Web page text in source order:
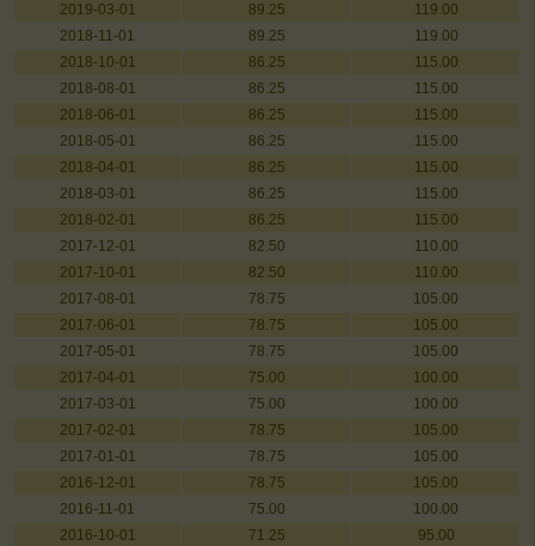
2019-03-01
89.25
119.00
2018-11-01
89.25
119.00
2018-10-01
86.25
115.00
2018-08-01
86.25
115.00
2018-06-01
86.25
115.00
2018-05-01
86.25
115.00
2018-04-01
86.25
115.00
2018-03-01
86.25
115.00
2018-02-01
86.25
115.00
2017-12-01
82.50
110.00
2017-10-01
82.50
110.00
2017-08-01
78.75
105.00
2017-06-01
78.75
105.00
2017-05-01
78.75
105.00
2017-04-01
75.00
100.00
2017-03-01
75.00
100.00
2017-02-01
78.75
105.00
2017-01-01
78.75
105.00
2016-12-01
78.75
105.00
2016-11-01
75.00
100.00
2016-10-01
71.25
95.00